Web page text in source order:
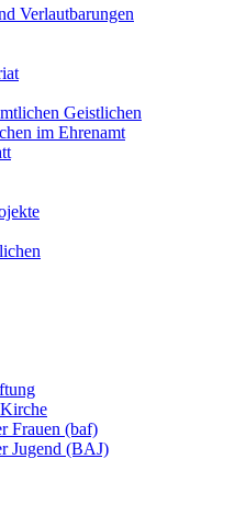
Verlautbarungen
Geistlichen
im Ehrenamt
Frauen (baf)
Jugend (BAJ)